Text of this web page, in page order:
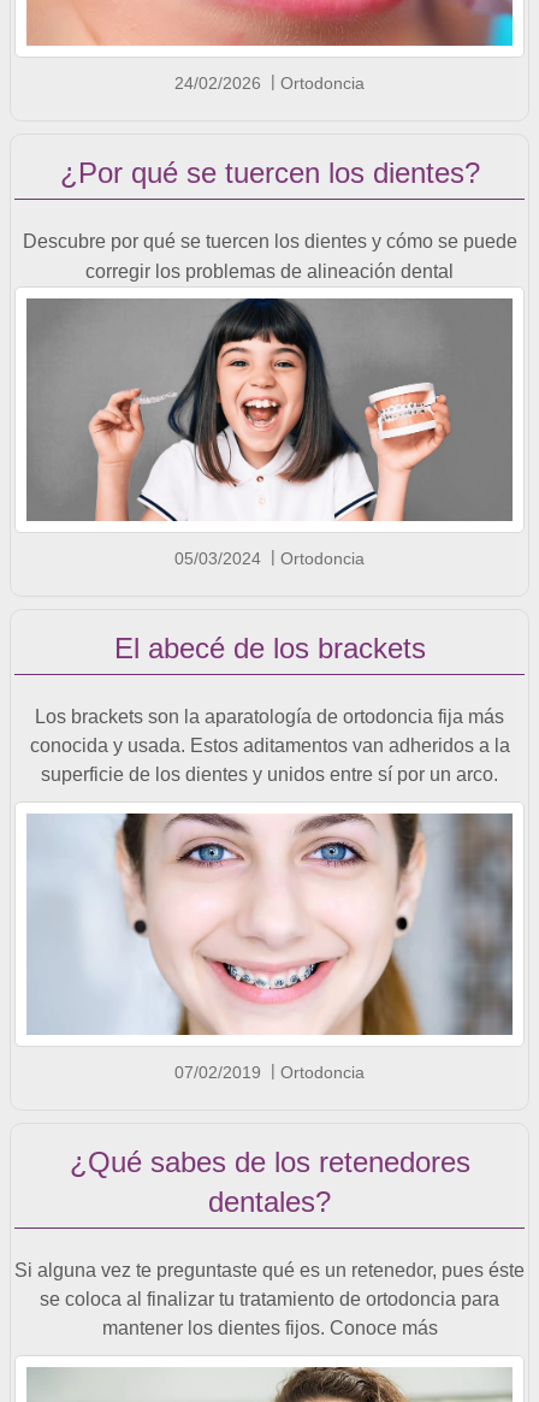
24/02/2026 Ortodoncia
¿Por qué se tuercen los dientes?
Descubre por qué se tuercen los dientes y cómo se puede
corregir los problemas de alineación dental
05/03/2024 Ortodoncia
El abecé de los brackets
Los brackets son la aparatología de ortodoncia fija más
conocida y usada. Estos aditamentos van adheridos a la
superficie de los dientes y unidos entre sí por un arco.
07/02/2019 Ortodoncia
¿Qué sabes de los retenedores
dentales?
Si alguna vez te preguntaste qué es un retenedor, pues éste
se coloca al finalizar tu tratamiento de ortodoncia para
mantener los dientes fijos. Conoce más